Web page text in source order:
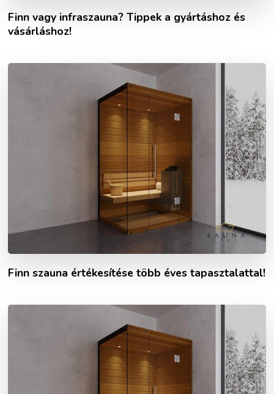
Finn vagy infraszauna? Tippek a gyártáshoz és
vásárláshoz!
Finn szauna értékesítése több éves tapasztalattal!